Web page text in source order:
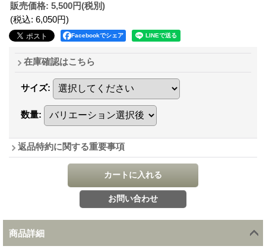
販売価格: 5,500円(税別)
(税込: 6,050円)
Facebookでシェア
在庫確認はこちら
サイズ:
数量:
返品特約に関する重要事項
商品詳細